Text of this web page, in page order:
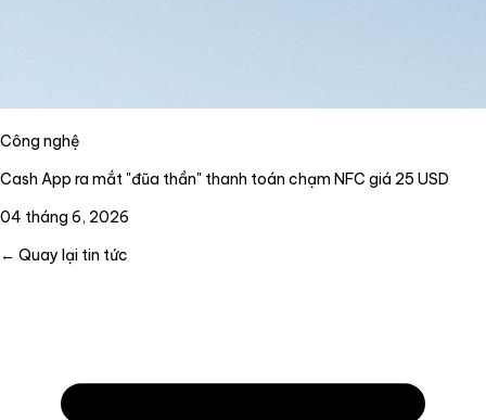
Công nghệ
Cash App ra mắt "đũa thần" thanh toán chạm NFC giá 25 USD
04 tháng 6, 2026
← Quay lại tin tức